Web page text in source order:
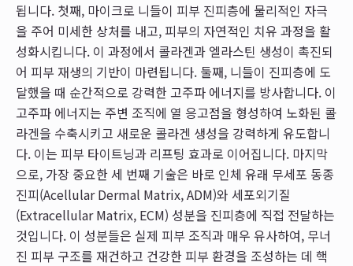
됩니다. 첫째, 마이크로 니들이 피부 진피층에 물리적인 자극
을 주어 미세한 상처를 내고, 피부의 자연적인 치유 과정을 활
성화시킵니다. 이 과정에서 콜라겐과 엘라스틴 생성이 촉진되
어 피부 재생의 기반이 마련됩니다. 둘째, 니들이 진피층에 도
달했을 때 순간적으로 강력한 고주파 에너지를 방사합니다. 이
고주파 에너지는 주변 조직에 열 응고점을 형성하여 노화된 콜
라겐을 수축시키고 새로운 콜라겐 생성을 강력하게 유도합니
다. 이는 피부 타이트닝과 리프팅 효과로 이어집니다. 마지막
으로, 가장 중요한 세 번째 기술은 바로 인체 유래 무세포 동종
진피(Acellular Dermal Matrix, ADM)와 세포외기질
(Extracellular Matrix, ECM) 성분을 진피층에 직접 전달하는
것입니다. 이 성분들은 실제 피부 조직과 매우 유사하여, 무너
진 피부 구조를 재건하고 건강한 피부 환경을 조성하는 데 핵